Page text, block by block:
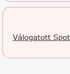
Válogatott